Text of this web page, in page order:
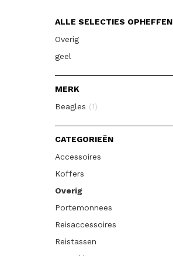
ALLE SELECTIES OPHEFFEN
Overig
geel
MERK
Beagles (1)
CATEGORIEËN
Accessoires
Koffers
Overig
Portemonnees
Reisaccessoires
Reistassen